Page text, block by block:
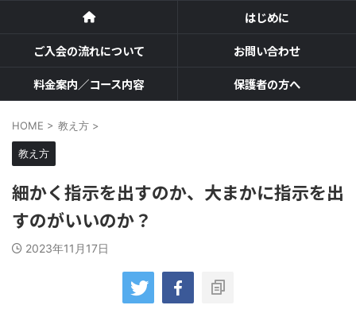
はじめに
ご入会の流れについて
お問い合わせ
料金案内／コース内容
保護者の方へ
HOME > 教え方 >
教え方
細かく指示を出すのか、大まかに指示を出
すのがいいのか？
2023年11月17日